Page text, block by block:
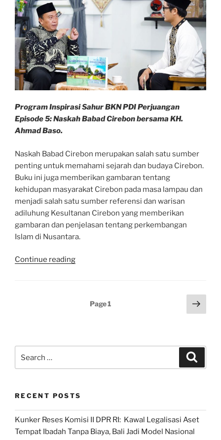
Kehidupannya”
Program Inspirasi Sahur BKN PDI Perjuangan
Episode 5: Naskah Babad Cirebon bersama KH.
Ahmad Baso.
Naskah Babad Cirebon merupakan salah satu sumber
penting untuk memahami sejarah dan budaya Cirebon.
Buku ini juga memberikan gambaran tentang
kehidupan masyarakat Cirebon pada masa lampau dan
menjadi salah satu sumber referensi dan warisan
adiluhung Kesultanan Cirebon yang memberikan
gambaran dan penjelasan tentang perkembangan
Islam di Nusantara.
Continue reading“Mengupas
Amanat
Page1
Next
page
RECENT POSTS
Kunker Reses Komisi II DPR RI: Kawal Legalisasi Aset
Tempat Ibadah Tanpa Biaya, Bali Jadi Model Nasional